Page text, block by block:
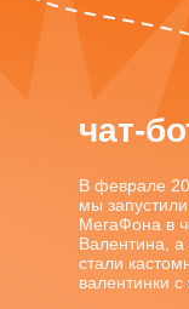
чат-
В феврале
мы
МегаФона в
Валентина,
стали
валентинки с